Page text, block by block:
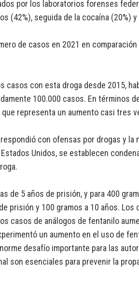
por los laboratorios forenses
(42%), seguida de la cocaína (20%)
de casos en 2021 en
casos con esta droga desde 2015,
100.000 casos. En términos
representa un aumento casi tres
con ofensas por drogas y la
Unidos, se establecen
de 5 años de prisión, y para 400
prisión y 100 gramos a 10 años. Los
casos de análogos de fentanilo
un aumento en el uso de
desafío importante para las
son esenciales para prevenir la